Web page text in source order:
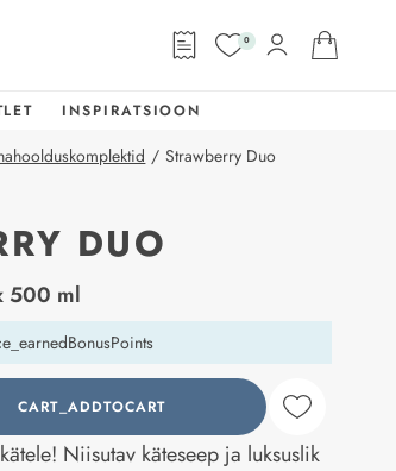
0
INSPIRATSIOON
/ Strawberry Duo
DUO
500 ml
CART_ADDTOCART
Niisutav käteseep ja luksuslik